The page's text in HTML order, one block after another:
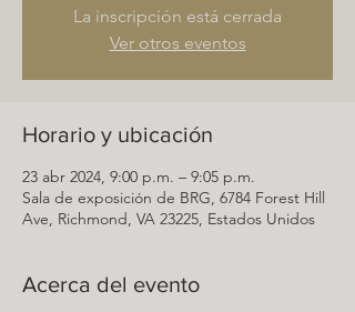
La inscripción está cerrada
Ver otros eventos
Horario y ubicación
23 abr 2024, 9:00 p.m. – 9:05 p.m.
Sala de exposición de BRG, 6784 Forest Hill
Ave, Richmond, VA 23225, Estados Unidos
Acerca del evento